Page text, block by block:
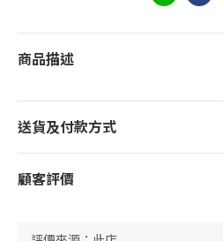
商品描述
送貨及付款方式
顧客評價